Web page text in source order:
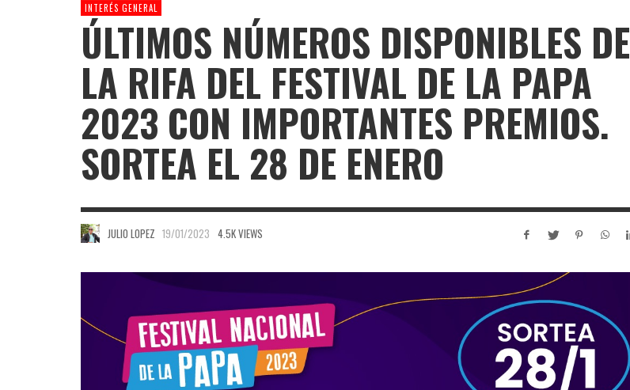
INTERÉS GENERAL
ÚLTIMOS NÚMEROS DISPONIBLES DE
LA RIFA DEL FESTIVAL DE LA PAPA
2023 CON IMPORTANTES PREMIOS.
SORTEA EL 28 DE ENERO
JULIO LOPEZ 19/01/2023 4.5K VIEWS